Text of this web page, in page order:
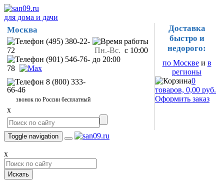
для дома и дачи
Москва
(495) 380-22-
72
(901) 546-76-
78
8 (800) 333-
66-46
звонок по России бесплатный
Пн.-Вс. с 10:00
до 20:00
x
Доставка
быстро и
недорого:
по Москвеи в
регионы
0
товаров, 0,00 руб.
Оформить заказ
Toggle navigation
x
Искать